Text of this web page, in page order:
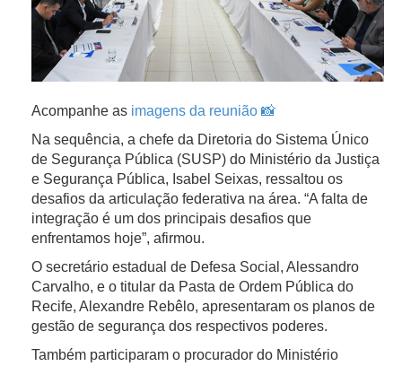
Acompanhe as imagens da reunião 📸
Na sequência, a chefe da Diretoria do Sistema Único
de Segurança Pública (SUSP) do Ministério da Justiça
e Segurança Pública, Isabel Seixas, ressaltou os
desafios da articulação federativa na área. “A falta de
integração é um dos principais desafios que
enfrentamos hoje”, afirmou.
O secretário estadual de Defesa Social, Alessandro
Carvalho, e o titular da Pasta de Ordem Pública do
Recife, Alexandre Rebêlo, apresentaram os planos de
gestão de segurança dos respectivos poderes.
Também participaram o procurador do Ministério